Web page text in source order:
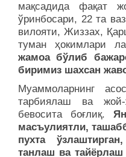
мақсадида фақат
ўринбосари, 22 та
вилояти, Жиззах,
туман ҳокимлари
жамоа бўлиб
биримиз шахсан
Муаммоларнинг
тарбиялаш ва
бевосита боғлиқ.
масъулиятли,
пухта
танлаш ва